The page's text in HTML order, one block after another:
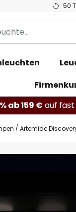
50
ab 159 € auf
Artemide